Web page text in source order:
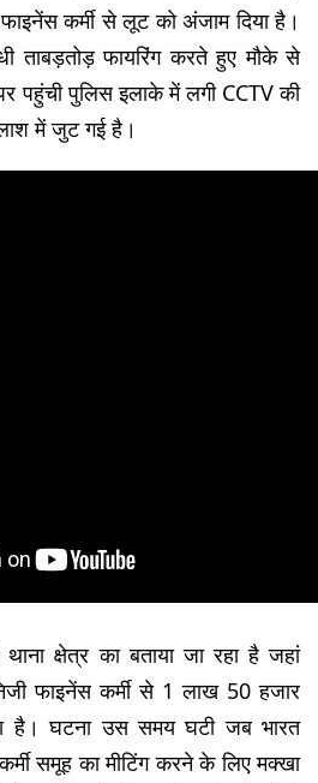
कर्मी से लूट को अंजाम दिया है।
ताबड़तोड़ फायरिंग करते हुए मौके से
पहुंची पुलिस इलाके में लगी CCTV की
में जुट गई है।
क्षेत्र का बताया जा रहा है जहां
फाइनेंस कर्मी से 1 लाख 50 हजार
है। घटना उस समय घटी जब भारत
समूह का मीटिंग करने के लिए मक्खा